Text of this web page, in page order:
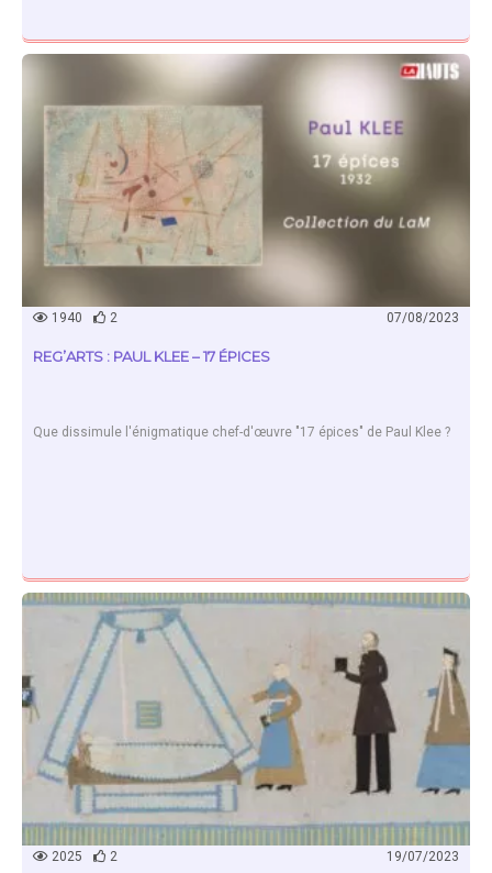
1940 2 07/08/2023
REG’ARTS : PAUL KLEE – 17 ÉPICES
Que dissimule l'énigmatique chef-d'œuvre "17 épices" de Paul Klee ?
EN SAVOIR PLUS
2025 2 19/07/2023